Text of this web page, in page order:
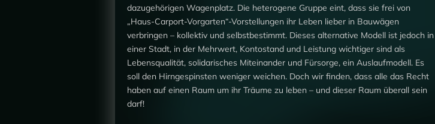
dazugehörigen Wagenplatz. Die heterogene Gruppe eint, dass sie frei von
„Haus-Carport-Vorgarten“-Vorstellungen ihr Leben lieber in Bauwägen
verbringen – kollektiv und selbstbestimmt. Dieses alternative Modell ist jedoch in
einer Stadt, in der Mehrwert, Kontostand und Leistung wichtiger sind als
Lebensqualität, solidarisches Miteinander und Fürsorge, ein Auslaufmodell. Es
soll den Hirngespinsten weniger weichen. Doch wir finden, dass alle das Recht
haben auf einen Raum um ihr Träume zu leben – und dieser Raum überall sein
darf!